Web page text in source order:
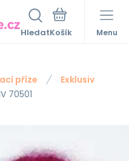
Hledat Menu
příze
Exklusiv
70501